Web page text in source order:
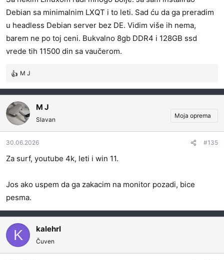
a
:
Debian sa minimalnim LXQT i to leti. Sad ću da ga preradim
u headless Debian server bez DE. Vidim više ih nema,
barem ne po toj ceni. Bukvalno 8gb DDR4 i 128GB ssd
vrede tih 11500 din sa vaučerom.
R
e
a
g
o
v
a
n
a
M J
M J
Slavan
Moja oprema
30.06.2026 #135
Za surf, youtube 4k, leti i win 11.
Jos ako uspem da ga zakacim na monitor pozadi, bice
pesma.
K kalehrl
Čuven